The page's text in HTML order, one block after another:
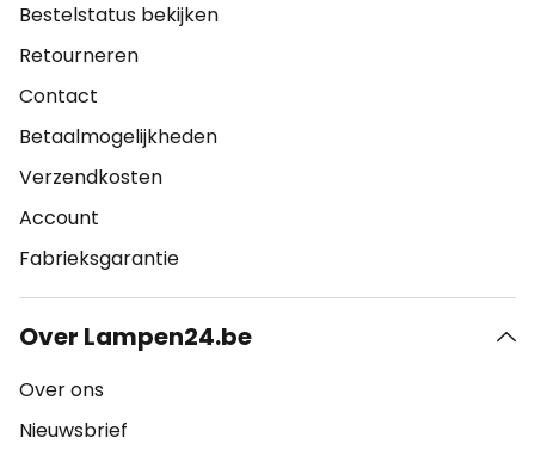
Bestelstatus bekijken
Retourneren
Contact
Betaalmogelijkheden
Verzendkosten
Account
Fabrieksgarantie
Over Lampen24.be
Over ons
Nieuwsbrief